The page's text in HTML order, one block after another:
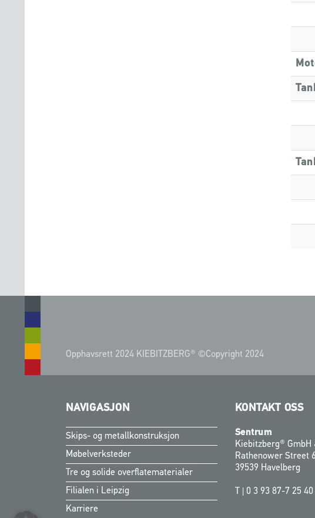
Opphavsrett 2024 KIEBITZBERG® ©Copyright 2024
NAVIGASJON
Skips- og metallkonstruksjon
Møbelverksteder
Tre og solide overflatematerialer
Filialen i Leipzig
Karriere
KONTAKT OSS
Sentrum
Kiebitzberg® GmbH
Rathenower Street 6
39539 Havelberg
0 3 93 87-7 25 40